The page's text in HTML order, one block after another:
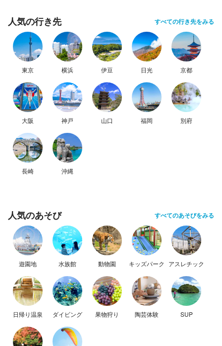
人気の行き先 すべての行き先をみる
東京 横浜 伊豆 日光 京都
大阪 神戸 山口 福岡 別府
長崎 沖縄
人気のあそび すべてのあそびをみる
遊園地 水族館 動物園 キッズパーク アスレチック
日帰り温泉 ダイビング 果物狩り 陶芸体験 SUP